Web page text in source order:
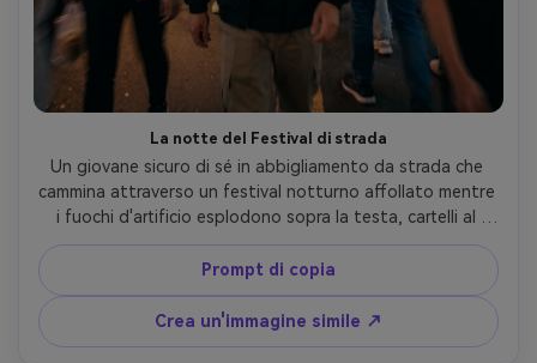
La notte del Festival di strada
Un giovane sicuro di sé in abbigliamento da strada che
cammina attraverso un festival notturno affollato mentre
i fuochi d'artificio esplodono sopra la testa, cartelli al
neon e bancarelle di cibo luminosi, movimento sfocato
nella folla ma soggetto nitido, scattato su Nikon Z8,
35mm f/1.8, cornice intera ad angolo basso, composizione
dinamica, illuminazione mista realistica dal neon e fuochi
d'artificio, texture dettagliata del tessuto, stile
Prompt di copia
Crea un'immagine simile ↗